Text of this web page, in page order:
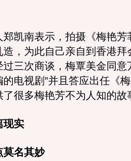
南表示，拍摄《梅艳芳
造，为此自己亲自到香港拜
三次商谈，梅覃美金同意
电视剧”并且答应出任《
了很多梅艳芳不为人知的故
现实
莫名其妙